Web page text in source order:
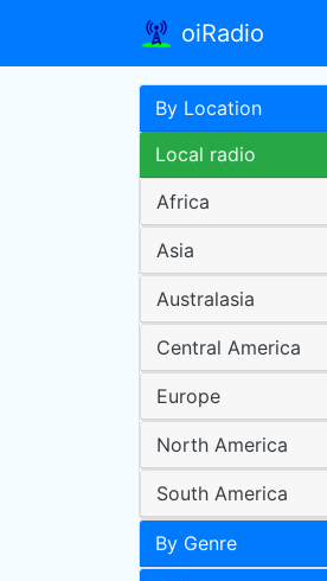
oiRadio
By Location
Local radio
Africa
Asia
Australasia
Central America
Europe
North America
South America
By Genre